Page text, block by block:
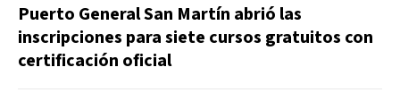
Puerto General San Martín abrió las
inscripciones para siete cursos gratuitos con
certificación oficial